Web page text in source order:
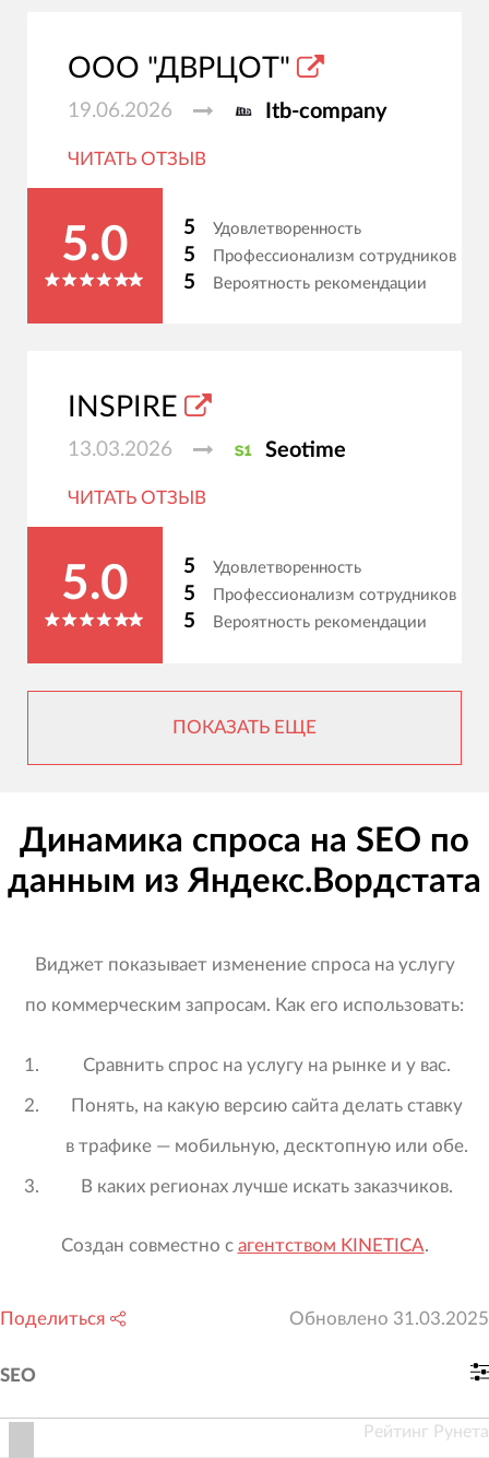
ООО "ДВРЦОТ"
19.06.2026 Itb-company
ЧИТАТЬ ОТЗЫВ
5.0 5 Удовлетворенность
5 Профессионализм сотрудников
5 Вероятность рекомендации
INSPIRE
13.03.2026 Seotime
ЧИТАТЬ ОТЗЫВ
5.0 5 Удовлетворенность
5 Профессионализм сотрудников
5 Вероятность рекомендации
ПОКАЗАТЬ ЕЩЕ
Динамика спроса на SEO по
данным из Яндекс.Вордстата
Виджет показывает изменение спроса на услугу
по коммерческим запросам. Как его использовать:
Сравнить спрос на услугу на рынке и у вас.
Понять, на какую версию сайта делать ставку
в трафике — мобильную, десктопную или обе.
В каких регионах лучше искать заказчиков.
Создан совместно с агентством KINETICA.
Поделиться Обновлено 31.03.2025
SEO
Рейтинг Рунета